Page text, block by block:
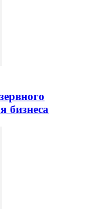
бизнеса